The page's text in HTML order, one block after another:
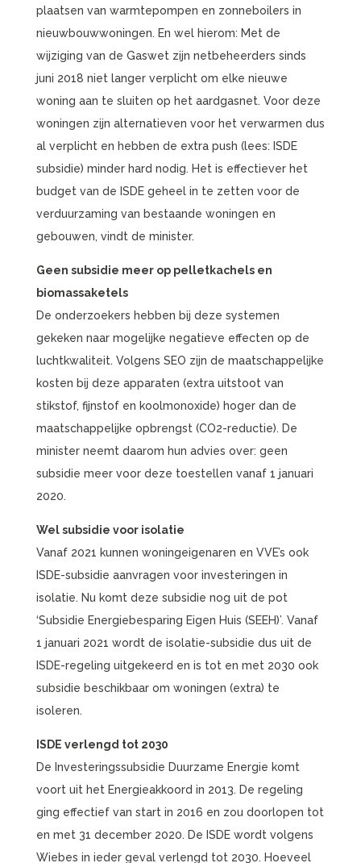
plaatsen van warmtepompen en zonneboilers in
nieuwbouwwoningen. En wel hierom: Met de
wijziging van de Gaswet zijn netbeheerders sinds
juni 2018 niet langer verplicht om elke nieuwe
woning aan te sluiten op het aardgasnet. Voor deze
woningen zijn alternatieven voor het verwarmen dus
al verplicht en hebben de extra push (lees: ISDE
subsidie) minder hard nodig. Het is effectiever het
budget van de ISDE geheel in te zetten voor de
verduurzaming van bestaande woningen en
gebouwen, vindt de minister.
Geen subsidie meer op pelletkachels en
biomassaketels
De onderzoekers hebben bij deze systemen
gekeken naar mogelijke negatieve effecten op de
luchtkwaliteit. Volgens SEO zijn de maatschappelijke
kosten bij deze apparaten (extra uitstoot van
stikstof, fijnstof en koolmonoxide) hoger dan de
maatschappelijke opbrengst (CO2-reductie). De
minister neemt daarom hun advies over: geen
subsidie meer voor deze toestellen vanaf 1 januari
2020.
Wel subsidie voor isolatie
Vanaf 2021 kunnen woningeigenaren en VVE’s ook
ISDE-subsidie aanvragen voor investeringen in
isolatie. Nu komt deze subsidie nog uit de pot
‘Subsidie Energiebesparing Eigen Huis (SEEH)’. Vanaf
1 januari 2021 wordt de isolatie-subsidie dus uit de
ISDE-regeling uitgekeerd en is tot en met 2030 ook
subsidie beschikbaar om woningen (extra) te
isoleren.
ISDE verlengd tot 2030
De Investeringssubsidie Duurzame Energie komt
voort uit het Energieakkoord in 2013. De regeling
ging effectief van start in 2016 en zou doorlopen tot
en met 31 december 2020. De ISDE wordt volgens
Wiebes in ieder geval verlengd tot 2030. Hoeveel